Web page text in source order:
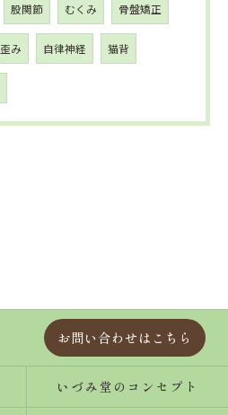
股関節 むくみ 骨盤矯正
歪み 自律神経 猫背
お問い合わせはこちら
いづみ堂のコンセプト